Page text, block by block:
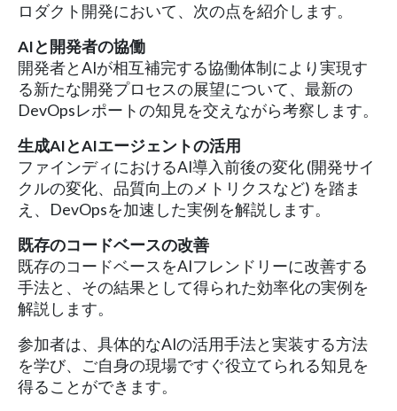
ロダクト開発において、次の点を紹介します。
AIと開発者の協働
開発者とAIが相互補完する協働体制により実現す
る新たな開発プロセスの展望について、最新の
DevOpsレポートの知見を交えながら考察します。
生成AIとAIエージェントの活用
ファインディにおけるAI導入前後の変化 (開発サイ
クルの変化、品質向上のメトリクスなど) を踏ま
え、DevOpsを加速した実例を解説します。
既存のコードベースの改善
既存のコードベースをAIフレンドリーに改善する
手法と、その結果として得られた効率化の実例を
解説します。
参加者は、具体的なAIの活用手法と実装する方法
を学び、ご自身の現場ですぐ役立てられる知見を
得ることができます。